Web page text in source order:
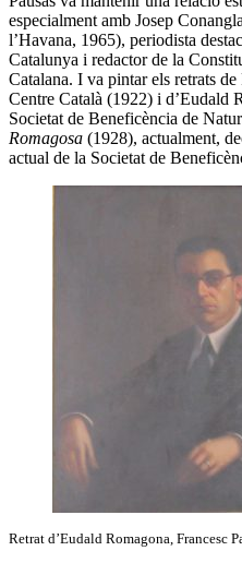
especialment amb Josep
l’Havana, 1965), periodista
Catalunya i redactor de la
Catalana. I va pintar els retrats
Centre Català (1922) i d’Eudald
Societat de Beneficència de
Romagosa (1928), actualment,
actual de la Societat de
Retrat d’Eudald Romagona, Francesc